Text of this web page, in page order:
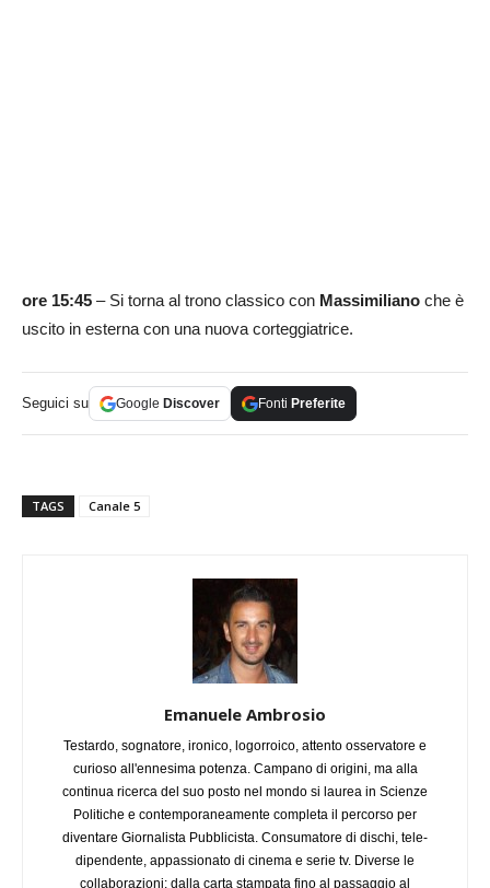
ore 15:45 – Si torna al trono classico con Massimiliano che è
uscito in esterna con una nuova corteggiatrice.
Seguici su Google Discover Fonti Preferite
TAGS Canale 5
Emanuele Ambrosio
Testardo, sognatore, ironico, logorroico, attento osservatore e
curioso all'ennesima potenza. Campano di origini, ma alla
continua ricerca del suo posto nel mondo si laurea in Scienze
Politiche e contemporaneamente completa il percorso per
diventare Giornalista Pubblicista. Consumatore di dischi, tele-
dipendente, appassionato di cinema e serie tv. Diverse le
collaborazioni: dalla carta stampata fino al passaggio al